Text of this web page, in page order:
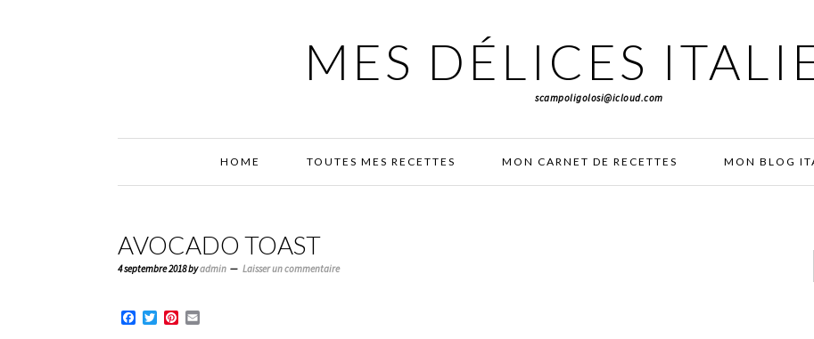
MES DÉLICES
scampoligolosi@icloud.com
HOME TOUTES MES RECETTES MON CARNET DE RECETTES MON BLOG
AVOCADO TOAST
4 septembre 2018byadmin Laisser un commentaire
Facebook
TwitterPinterest